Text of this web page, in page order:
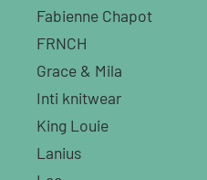
Fabienne Chapot
FRNCH
Grace & Mila
Inti knitwear
King Louie
Lanius